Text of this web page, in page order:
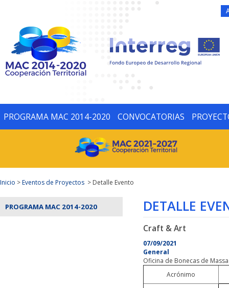
PROGRAMA MAC 2014-2020 CONVOCATORIAS
Inicio >Eventos de Proyectos > Detalle Evento
PROGRAMA MAC 2014-2020 DETALLE
Craft & Art
07/09/2021
General
Oficina de Bonecas de Massa
Acrónimo